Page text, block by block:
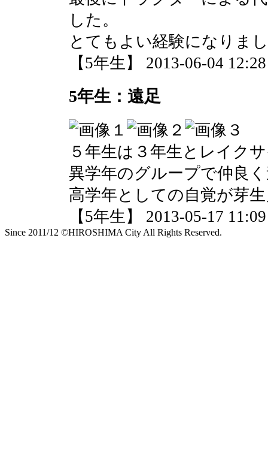
した。
とてもよい経験になりま
【5年生】 2013-06-04
5年生：遠足
５年生は３年生とレイク
異学年のグループで仲良
高学年としての自覚が芽
【5年生】 2013-05-17
Since 2011/12 ©HIROSHIMA City All Rights Reserved.